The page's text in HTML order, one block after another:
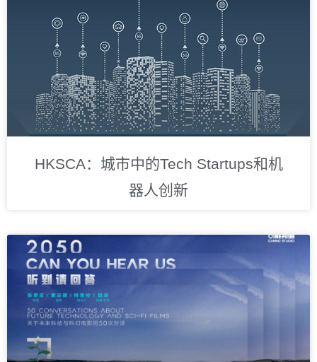
HKSCA：城市中的Tech Startups和机
器人创新